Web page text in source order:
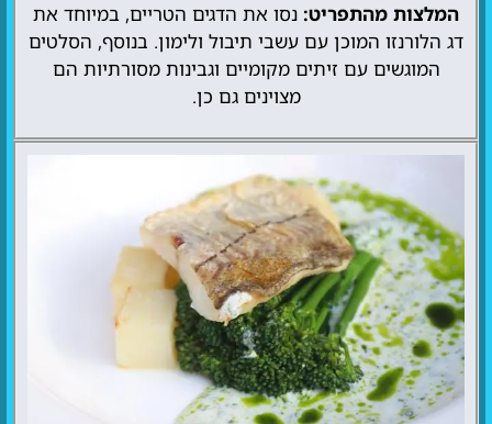
המלצות מהתפריט: נסו את הדגים הטריים, במיוחד את
דג הלורנזו המוכן עם עשבי תיבול ולימון. בנוסף, הסלטים
המוגשים עם זיתים מקומיים וגבינות מסורתיות הם
מצוינים גם כן.